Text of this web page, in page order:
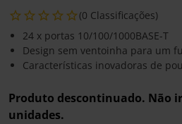
(0 Classificações)
24 x portas 10/100/1000BASE-T
Design sem ventoinha para um
Características inovadoras de
Produto descontinuado. Não
unidades.